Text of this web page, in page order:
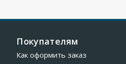
Покупателям
Как оформить заказ